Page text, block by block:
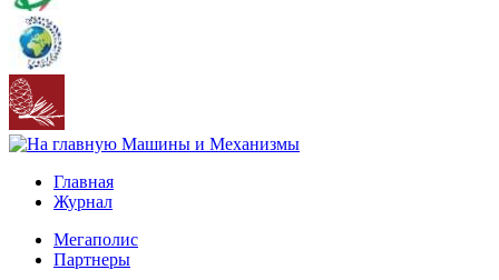
Главная
Журнал
Мегаполис
Партнеры